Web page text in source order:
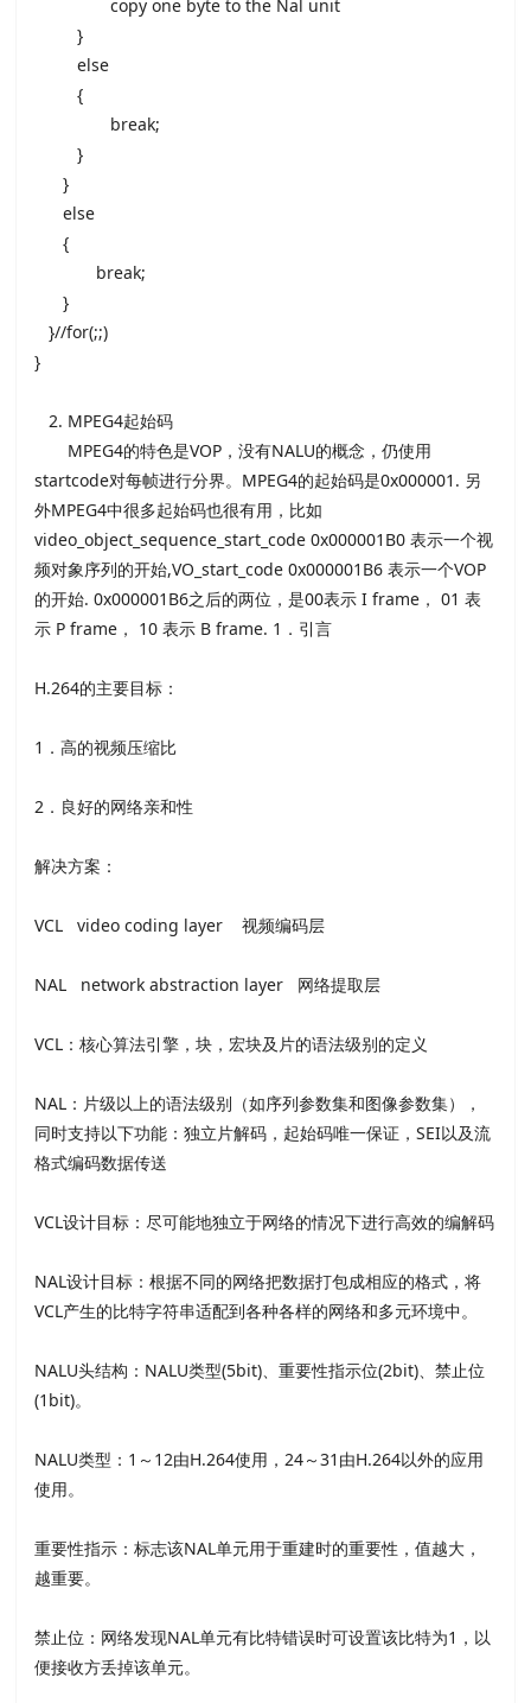
copy one byte to the Nal unit
}
else
{
break;
}
}
else
{
break;
}
}//for(;;)
}
2. MPEG4起始码
MPEG4的特色是VOP，没有NALU的概念，仍使用
startcode对每帧进行分界。MPEG4的起始码是0x000001. 另
外MPEG4中很多起始码也很有用，比如
video_object_sequence_start_code 0x000001B0 表示一个视
频对象序列的开始,VO_start_code 0x000001B6 表示一个VOP
的开始. 0x000001B6之后的两位，是00表示 I frame， 01 表
示 P frame， 10 表示 B frame. 1．引言
H.264的主要目标：
1．高的视频压缩比
2．良好的网络亲和性
解决方案：
VCL video coding layer 视频编码层
NAL network abstraction layer 网络提取层
VCL：核心算法引擎，块，宏块及片的语法级别的定义
NAL：片级以上的语法级别（如序列参数集和图像参数集），
同时支持以下功能：独立片解码，起始码唯一保证，SEI以及流
格式编码数据传送
VCL设计目标：尽可能地独立于网络的情况下进行高效的编解码
NAL设计目标：根据不同的网络把数据打包成相应的格式，将
VCL产生的比特字符串适配到各种各样的网络和多元环境中。
NALU头结构：NALU类型(5bit)、重要性指示位(2bit)、禁止位
(1bit)。
NALU类型：1～12由H.264使用，24～31由H.264以外的应用
使用。
重要性指示：标志该NAL单元用于重建时的重要性，值越大，
越重要。
禁止位：网络发现NAL单元有比特错误时可设置该比特为1，以
便接收方丢掉该单元。